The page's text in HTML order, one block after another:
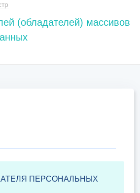
(обладателей) массивов
ПЕРСОНАЛЬНЫХ